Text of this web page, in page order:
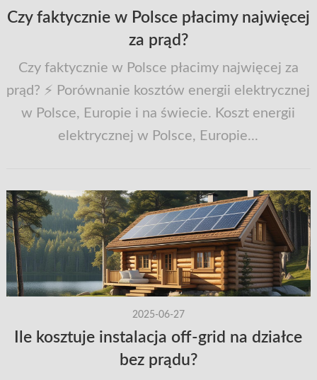
Czy faktycznie w Polsce płacimy najwięcej
za prąd?
Czy faktycznie w Polsce płacimy najwięcej za
prąd? ⚡ Porównanie kosztów energii elektrycznej
w Polsce, Europie i na świecie. Koszt energii
elektrycznej w Polsce, Europie...
2025-06-27
Ile kosztuje instalacja off‑grid na działce
bez prądu?